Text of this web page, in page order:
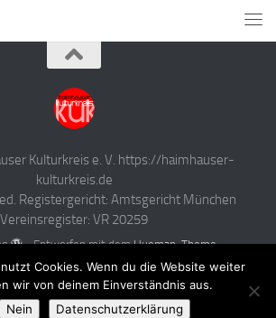
Kulturkreis e. V. https://haimhauser-
kulturkreis.de
Registergericht: Amtsgericht München
Vereinsregister: VR 20259
- Entworfen mit demHueman-Theme
Cookies. Wenn du die Website weiter
wir von deinem Einverständnis aus.
Nein Datenschutzerklärung